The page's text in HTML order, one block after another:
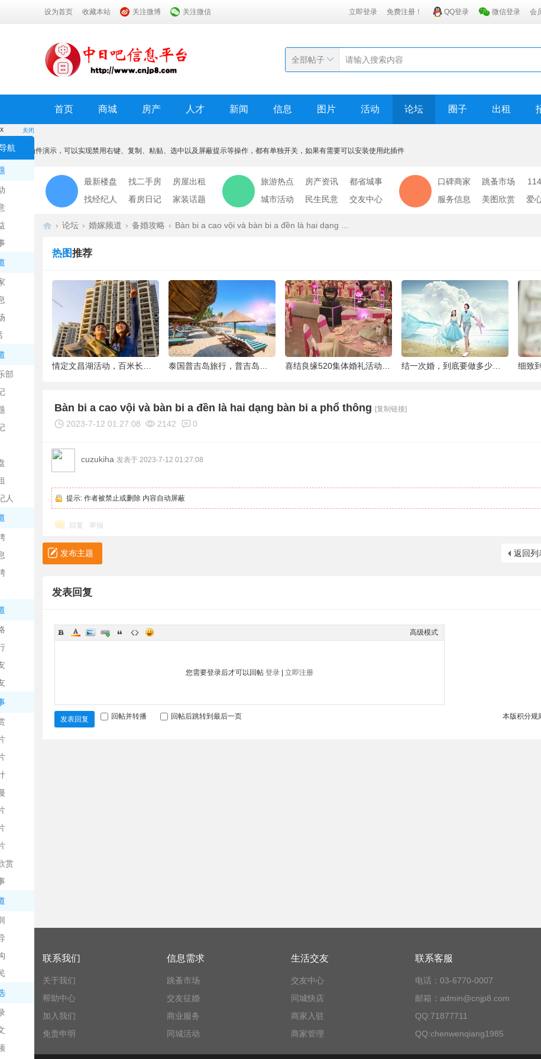
设为首页 收藏本站 关注微博 关注微信 立即登录 免费注册！ QQ登录 微信登录 会
全部帖子
首页 商城 房产 人才 新闻 信息 图片 活动 论坛 圈子 出租
关闭
航
部
人
赏
x
本功能为插件演示，可以实现禁用右键、复制、粘贴、选中以及屏蔽提示等操作，都有单独开关，如果有需要可以安装使用此插件
我知道了
最新楼盘 找二手房
房屋出租
找经纪人
看房日记 家装话题
旅游热点 房产资讯
都省城事
城市活动
民生民意 交友中心
口碑商家 跳蚤市场
服务信息
美图欣赏 爱
台
› 论坛 › 婚嫁频道 › 备婚攻略 › Bàn bi a cao vội và bàn bi a đền là hai dạng ...
热图推荐
Bàn bi a cao vội và bàn bi a đền là hai dạng bàn bi a phổ thông [复制链接]
2023-7-12 01:27:08 2142 0
cuzukiha 发表于 2023-7-12 01:27:08
提示: 作者被禁止或删除 内容自动屏蔽
回复 举报
返回列
发布主题
发表回复
高级模式
您需要登录后才可以回帖 登录 立即注册
本版积分规
发表回复 回帖并转播 回帖后跳转到最后一页
联系我们
关于我们
帮助中心
加入我们
免责申明
信息需求
跳蚤市场
交友征婚
商业服务
同城活动
生活交友
交友中心
同城快店
商家入驻
商家管理
联系客服
电话：03-6770-0007
邮箱：admin@cnjp8.com
QQ:71877711
QQ:chenwenqiang1985